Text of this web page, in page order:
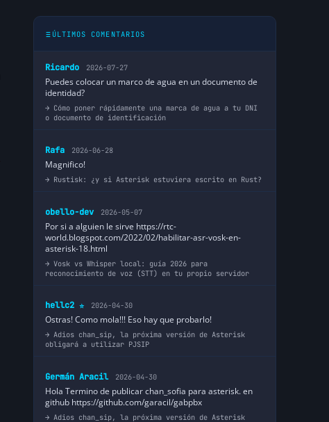
ÚLTIMOS COMENTARIOS
Ricardo 2026-07-27
Puedes colocar un marco de agua en un documento de
identidad?
Cómo poner rápidamente una marca de agua a tu DNI
o documento de identificación
Rafa 2026-06-28
Magnifico!
Rustisk: ¿y si Asterisk estuviera escrito en Rust?
obello-dev 2026-05-07
Por si a alguien le sirve https://rtc-
world.blogspot.com/2022/02/habilitar-asr-vosk-en-
asterisk-18.html
Vosk vs Whisper local: guía 2026 para
reconocimiento de voz (STT) en tu propio servidor
hellc2 ⭐ 2026-04-30
Ostras! Como mola!!! Eso hay que probarlo!
Adios chan_sip, la próxima versión de Asterisk
obligará a utilizar PJSIP
Germán Aracil 2026-04-30
Hola Termino de publicar chan_sofia para asterisk. en
github https://github.com/garacil/gabpbx
Adios chan_sip, la próxima versión de Asterisk